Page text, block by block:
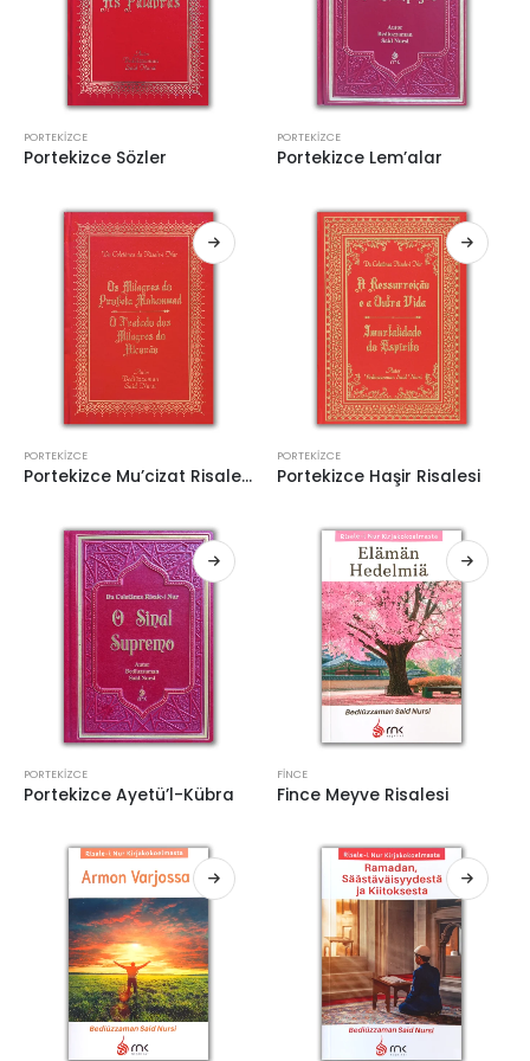
PORTEKIZCE
Portekizce Sözler
PORTEKIZCE
Portekizce Lem’alar
PORTEKIZCE
Portekizce Mu’cizat Risalesi
PORTEKIZCE
Portekizce Haşir Risalesi
PORTEKIZCE
Portekizce Ayetü’l-Kübra
FINCE
Fince Meyve Risalesi